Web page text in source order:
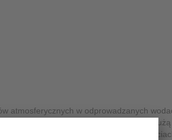
atmosferycznych w odprowadzanych
drenażowych. Dane pomiarowe
oparta na stężeniu cząstek w